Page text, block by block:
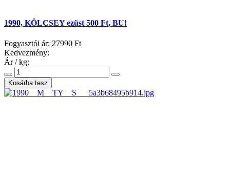
1990, KÖLCSEY ezüst 500 Ft, BU!
Fogyasztói ár: 27990 Ft
Kedvezmény:
Ár / kg: